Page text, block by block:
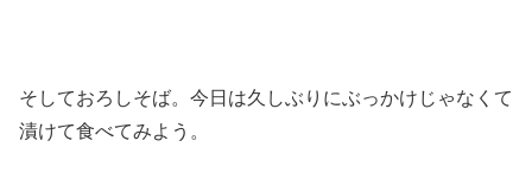
そしておろしそば。今日は久しぶりにぶっかけじゃなくて
漬けて食べてみよう。